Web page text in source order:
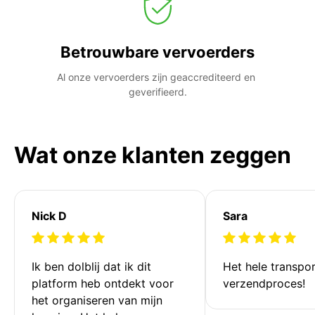
Betrouwbare vervoerders
Al onze vervoerders zijn geaccrediteerd en
geverifieerd.
Wat onze klanten zeggen
Nick D
Ik ben dolblij dat ik dit
platform heb ontdekt voor
het organiseren van mijn
Sara
Het hele
verzendproces!